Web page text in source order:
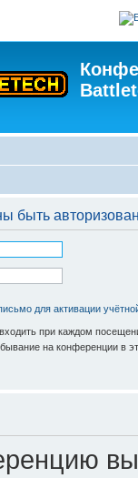
быть
для активации
при каждом
на конференции в